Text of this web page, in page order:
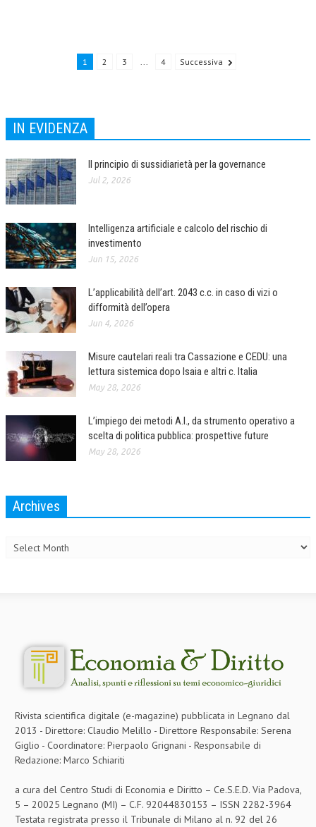
TESI DI LAUREA
MATERIALE DIDATTICO
INVITI E PROMOZIONI
1 2 3 ... 4 Successiva
IN EVIDENZA
Il principio di sussidiarietà per la governance
Jul 2, 2026
Intelligenza artificiale e calcolo del rischio di
investimento
Jun 15, 2026
L’applicabilità dell’art. 2043 c.c. in caso di vizi o
difformità dell’opera
Jun 4, 2026
Misure cautelari reali tra Cassazione e CEDU: una
lettura sistemica dopo Isaia e altri c. Italia
May 28, 2026
L’impiego dei metodi A.I., da strumento operativo a
scelta di politica pubblica: prospettive future
May 28, 2026
Archives
Rivista scientifica digitale (e-magazine) pubblicata in Legnano dal
2013 - Direttore: Claudio Melillo - Direttore Responsabile: Serena
Giglio - Coordinatore: Pierpaolo Grignani - Responsabile di
Redazione: Marco Schiariti
a cura del Centro Studi di Economia e Diritto – Ce.S.E.D. Via Padova,
5 – 20025 Legnano (MI) – C.F. 92044830153 – ISSN 2282-3964
Testata registrata presso il Tribunale di Milano al n. 92 del 26